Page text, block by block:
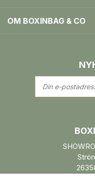
OM BOXINBAG & CO
Din
e-